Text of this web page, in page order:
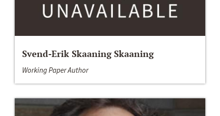
Svend-Erik Skaaning Skaaning
Working Paper Author